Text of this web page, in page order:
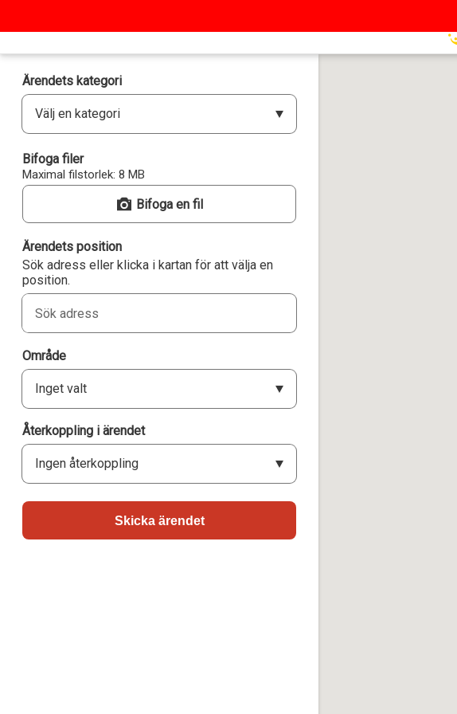
Ärendets kategori
Välj en kategori
Bifoga filer
Maximal filstorlek: 8 MB
Bifoga en fil
Ärendets position
Sök adress eller klicka i kartan för att välja en
position.
Område
Inget valt
Återkoppling i ärendet
Ingen återkoppling
Skicka ärendet